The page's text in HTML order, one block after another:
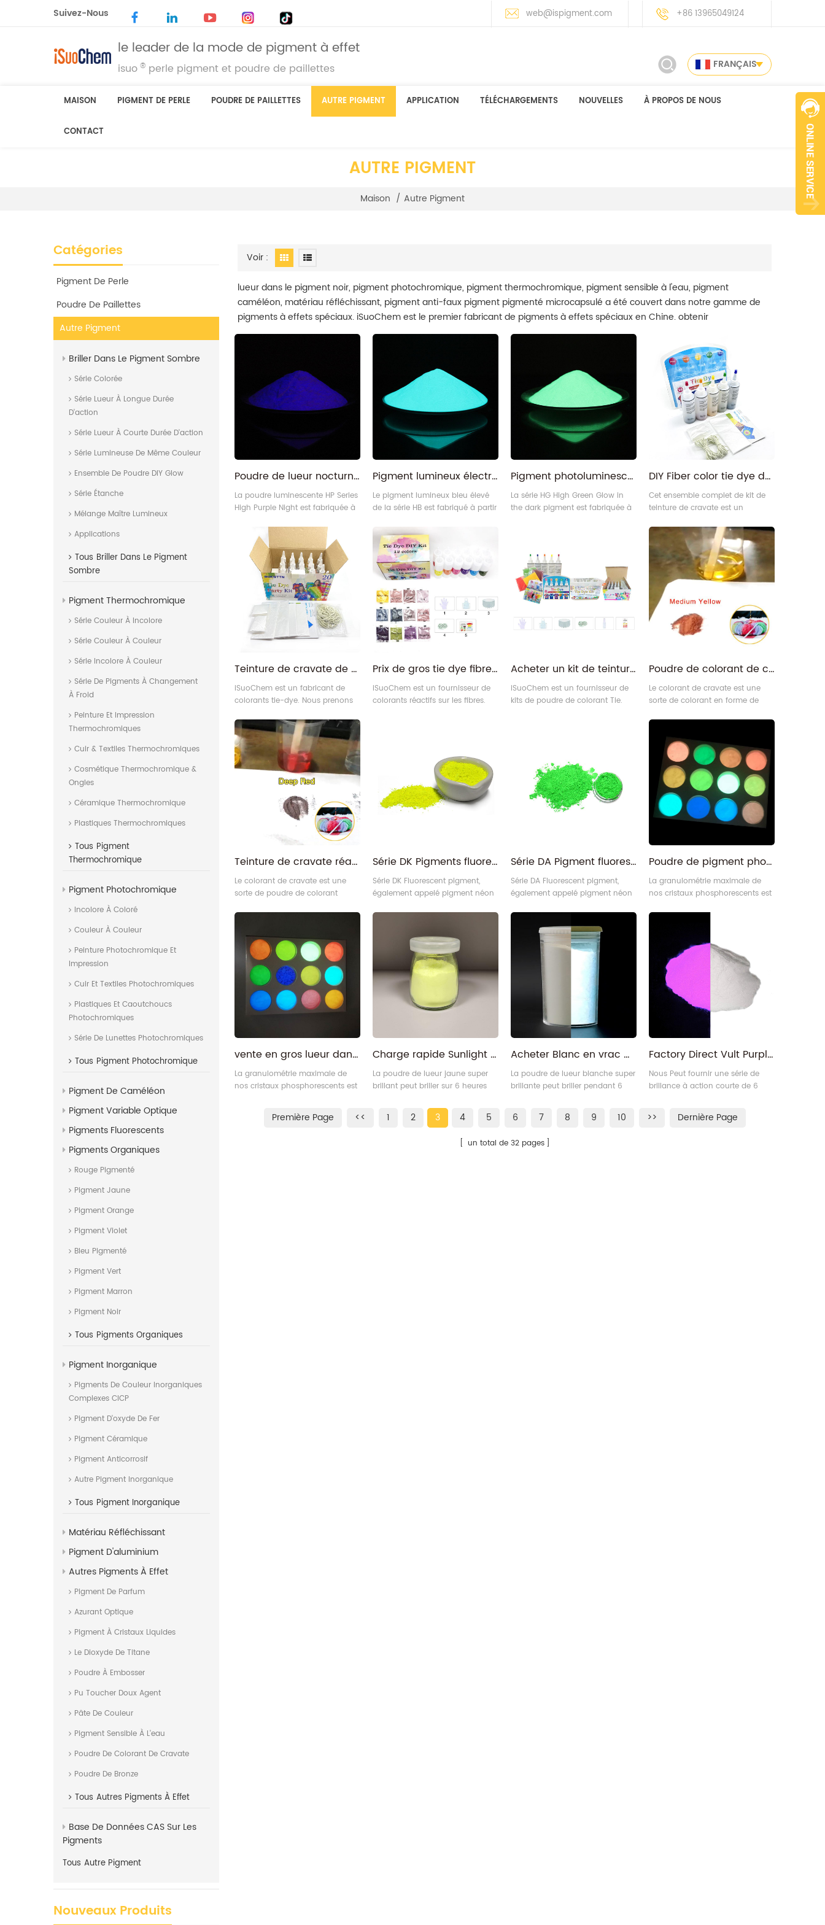
Suivez-Nous web@ispigment.com +86 13965049124
le leader de la mode de pigment à effet
isuo ® perle pigment et poudre de paillettes FRANÇAIS
MAISON PIGMENT DE PERLE POUDRE DE PAILLETTES AUTRE PIGMENT APPLICATION TÉLÉCHARGEMENTS NOUVELLES À PROPOS DE NOUS
CONTACT
AUTRE PIGMENT
Maison / Autre Pigment
Catégories
Pigment De Perle
Poudre De Paillettes
Autre Pigment
Briller Dans Le Pigment Sombre
Série Colorée
Série Lueur À Longue Durée
D'action
Série Lueur À Courte Durée D'action
Série Lumineuse De Même Couleur
Ensemble De Poudre DIY Glow
Série Étanche
Mélange Maître Lumineux
Applications
Tous Briller Dans Le Pigment
Sombre
Pigment Thermochromique
Série Couleur À Incolore
Série Couleur À Couleur
Série Incolore À Couleur
Série De Pigments À Changement
À Froid
Peinture Et Impression
Thermochromiques
Cuir & Textiles Thermochromiques
Cosmétique Thermochromique &
Ongles
Céramique Thermochromique
Plastiques Thermochromiques
Tous Pigment
Thermochromique
Pigment Photochromique
Incolore À Coloré
Couleur À Couleur
Peinture Photochromique Et
Impression
Cuir Et Textiles Photochromiques
Plastiques Et Caoutchoucs
Photochromiques
Série De Lunettes Photochromiques
Tous Pigment Photochromique
Pigment De Caméléon
Pigment Variable Optique
Pigments Fluorescents
Pigments Organiques
Rouge Pigmenté
Pigment Jaune
Pigment Orange
Pigment Violet
Bleu Pigmenté
Pigment Vert
Pigment Marron
Pigment Noir
Tous Pigments Organiques
Pigment Inorganique
Pigments De Couleur Inorganiques
Complexes CICP
Pigment D'oxyde De Fer
Pigment Céramique
Pigment Anticorrosif
Autre Pigment Inorganique
Tous Pigment Inorganique
Matériau Réfléchissant
Pigment D'aluminium
Autres Pigments À Effet
Pigment De Parfum
Azurant Optique
Pigment À Cristaux Liquides
Le Dioxyde De Titane
Poudre À Embosser
Pu Toucher Doux Agent
Pâte De Couleur
Pigment Sensible À L'eau
Poudre De Colorant De Cravate
Poudre De Bronze
Tous Autres Pigments À Effet
Base De Données CAS Sur Les
Pigments
Tous Autre Pigment
Nouveaux Produits
Voir :
lueur dans le pigment noir, pigment photochromique, pigment thermochromique, pigment sensible à l'eau, pigment
caméléon, matériau réfléchissant, pigment anti-faux pigment pigmenté microcapsulé a été couvert dans notre gamme de
pigments à effets spéciaux. iSuoChem est le premier fabricant de pigments à effets spéciaux en Chine. obtenir
l'approvisionnement direct d'usine ici!
Poudre de lueur nocturne non toxique radioluminescente autoluminescente pourpre élevée
La poudre luminescente HP Series
High Purple Night est fabriquée à
alcalino-terreux, et l'apparence
est une poudre blanche claire
tandis que l'effet luminescent est
Pigment lumineux électroluminescent bleu vert Nightglow réactif aux UV
Le pigment lumineux bleu élevé
de la série HB est fabriqué à partir
alcalino-terreux, et l'apparence
est jaune clair ou blanc clair
tandis que l'effet de lueur est
bleu-vert.
Pigment photoluminescent invisible de longue durée vert jaune dans le noir
La série HG High Green Glow in
the dark pigment est fabriquée à
couleur rougeoyante est vert
jaune.
DIY Fiber color tie dye dye pour tissus vêtements chaussures chemises
Cet ensemble complet de kit de
teinture de cravate est un
également appelé tie-dye, poudre
de colorant de cravate, bandhu
ou plangi.
Teinture de cravate de couleur de tissu de bricolage bandhnu plangi colorant de colorant de cravate réactif aux fibres avec des bouteilles à presser
iSuoChem est un fabricant de
colorants tie-dye. Nous prenons
cravate personnalisés avec logo
personnalisé, y compris la boîte
de couleur, la boîte en plastique,
le paquet de cartes Blister.
Prix ​​de gros tie dye fibre fabricant de colorants réactifs pour la teinture tie
iSuoChem est un fournisseur de
colorants réactifs sur les fibres.
une boîte en plastique, un paquet
Acheter un kit de teinture permanente personnalisé avec logo en prix de gros
iSuoChem est un fournisseur de
kits de poudre de colorant Tie.
une boîte en plastique, un paquet
de cartes Blister.
Poudre de colorant de cravate de tissu de teinture rapide directe de tenue en vrac pour la peinture de bricolage
Le colorant de cravate est une
sorte de colorant en forme de
colorants réactifs aux fibres,
Bandhnu ou Plangi. En tant que
technique traditionnelle de
teinture à la main, la teinture par
cravate est une méthode de
teinture dans laquelle le tissu est
partiellement ligaturé pendant la
teinture afin qu'il ne puisse pas
Teinture de cravate réactive en fibre multicolore en gros pour vêtements de chemises
Le colorant de cravate est une
sorte de poudre de colorant
colorants réactifs aux fibres. En
de teinture à la main, la teinture
par cravate est une méthode de
teinture dans laquelle le tissu est
partiellement ligaturé pendant la
teinture afin qu'il ne puisse pas
être teint.
Série DK Pigments fluorescents jaune citron fluo
Série DK Fluorescent pigment,
également appelé pigment néon
jour.
Série DA Pigment fluorescent vert néon de couleur vive
Série DA Fluorescent pigment,
également appelé pigment néon
lumière du jour.
Poudre de pigment photoluminescent en gros Glow In The Dark
La granulométrie maximale de
nos cristaux phosphorescents est
selon la couleur. C'est la taille
généraux, y compris la résine/
époxy, les peintures, les peintures
murales, le soufflage de verre, la
cire, la fabrication de bijoux, etc.
Étant donné que toutes nos
poudres sont imperméa3
vente en gros lueur dans la poudre de pigment phosphorescent sombre
La granulométrie maximale de
nos cristaux phosphorescents est
selon la couleur. C'est la taille
idéale pour les projets d'artisanat
Charge rapide Sunlight UV Poudre de lueur en phosphore jaune activé par UV
La poudre de lueur jaune super
brillant peut briller sur 6 heures
mélanger avec un milieu neutre
différent comme la peinture
lumineuse, l'encre lumineuse, les
résines lumineuses et la lueur
Acheter Blanc en vrac Charging rapide UV Réactif Phosphorescent Luminescent Lueur de poudre
La poudre de lueur blanche super
brillante peut briller pendant 6
mélanger avec un milieu neutre
différent comme la peinture
lumineuse, l'encre lumineuse, les
résines lumineuses et la lueur
Factory Direct Vult Purple Night Poulisse Phosphorescente en zinc Poudre
Nous Peut fournir une série de
brillance à action courte de 6
durée de lumière Luminous
Première Page << 1 2 3 4 5 6 7 8 9 10 >> Dernière Page
un total de 32 pages